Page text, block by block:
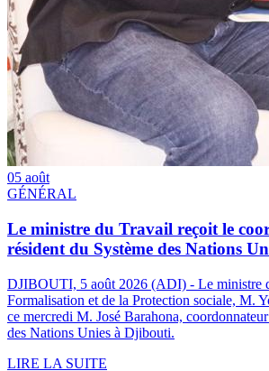
05 août
GÉNÉRAL
Le ministre du Travail reçoit le
résident du Système des Nations
DJIBOUTI, 5 août 2026 (ADI) - Le ministre
Formalisation et de la Protection sociale, M.
ce mercredi M. José Barahona,
des Nations Unies à Djibouti.
LIRE LA SUITE